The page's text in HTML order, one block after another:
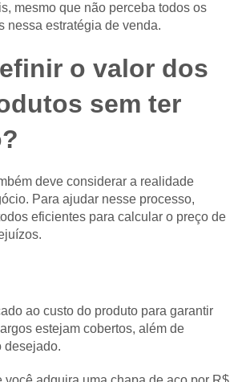
mesmo que não perceba todos os
nessa estratégia de venda.
o valor dos
sem ter
deve considerar a realidade
Para ajudar nesse processo,
eficientes para calcular o preço de
ao custo do produto para garantir
estejam cobertos, além de
desejado.